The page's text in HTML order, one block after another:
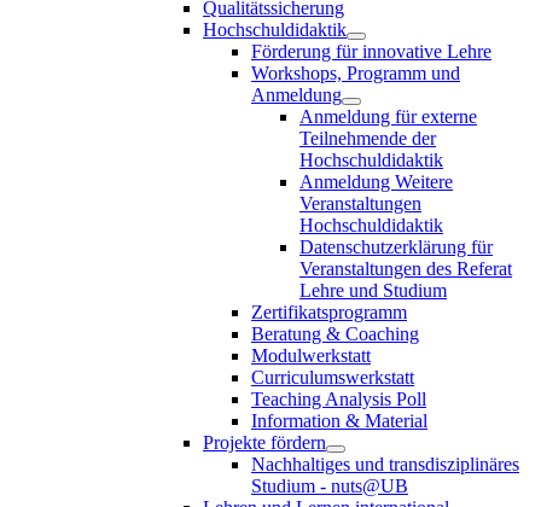
Qualitätssicherung
Hochschuldidaktik
Förderung für innovative Lehre
Workshops, Programm und
Anmeldung
Anmeldung für externe
Teilnehmende der
Hochschuldidaktik
Anmeldung Weitere
Veranstaltungen
Hochschuldidaktik
Datenschutzerklärung für
Veranstaltungen des Referat
Lehre und Studium
Zertifikatsprogramm
Beratung & Coaching
Modulwerkstatt
Curriculumswerkstatt
Teaching Analysis Poll
Information & Material
Projekte fördern
Nachhaltiges und transdisziplinäres
Studium - nuts@UB